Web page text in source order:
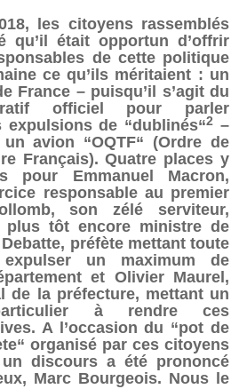
les citoyens rassemblés
qu’il était opportun d’offrir
de cette politique
ce qu’ils méritaient : un
France – puisqu’il s’agit du
officiel pour parler
expulsions de “dublinés“2 –
avion “OQTF“ (Ordre de
Français). Quatre places y
pour Emmanuel Macron,
responsable au premier
son zélé serviteur,
plus tôt encore ministre de
Debatte, préfète mettant toute
un maximum de
et Olivier Maurel,
de la préfecture, mettant un
à rendre ces
A l’occasion du “pot de
organisé par ces citoyens
un discours a été prononcé
Marc Bourgeois. Nous le